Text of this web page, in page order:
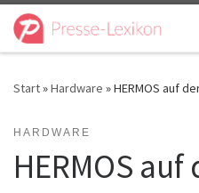
Zum Inhalt springen
Start»Hardware »HERMOS auf
HARDWARE
HERMOS auf